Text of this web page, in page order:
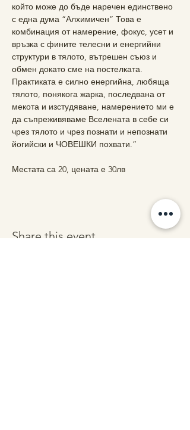
който може до бъде наречен единствено
с една дума “Алхимичен” Това е
комбинация от намерение, фокус, усет и
връзка с фините телесни и енергийни
структури в тялото, вътрешен съюз и
обмен докато сме на постелката.
Практиката е силно енергийна, любяща
тялото, понякога жарка, последвана от
мекота и изстудяване, намерението ми е
да съпреживяваме Вселената в себе си
чрез тялото и чрез познати и непознати
йогийски и ЧОВЕШКИ похвати.”
Местата са 20, цената е 30лв
Share this event